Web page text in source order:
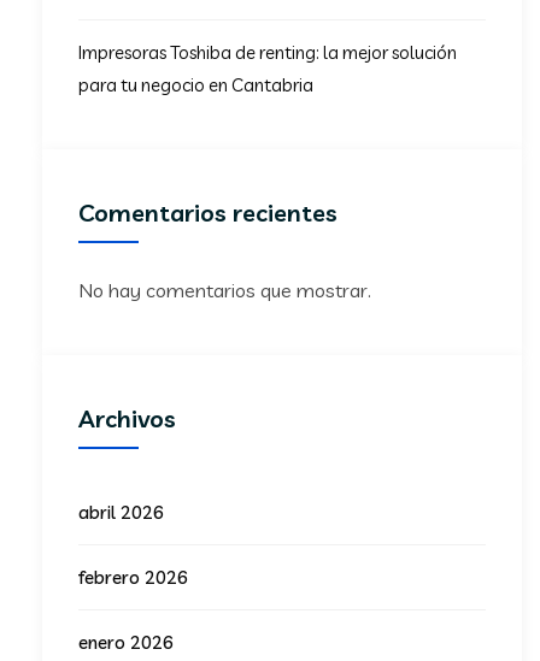
Impresoras Toshiba de renting: la mejor solución
para tu negocio en Cantabria
Comentarios recientes
No hay comentarios que mostrar.
Archivos
abril 2026
febrero 2026
enero 2026